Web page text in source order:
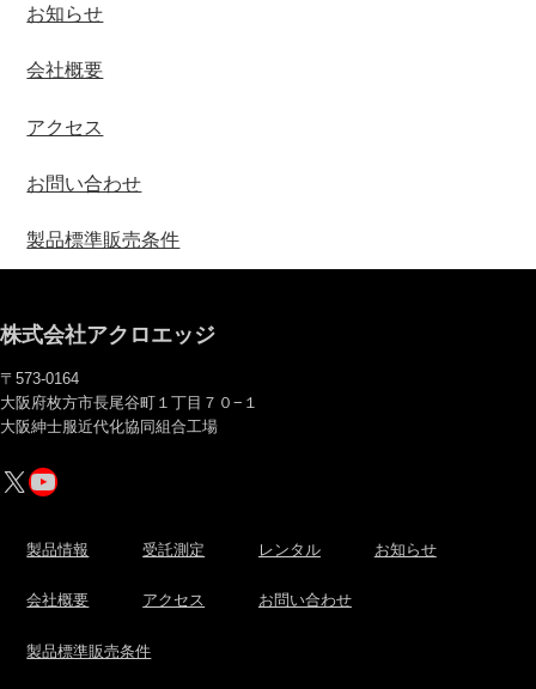
お知らせ
会社概要
アクセス
お問い合わせ
製品標準販売条件
株式会社アクロエッジ
〒573-0164
大阪府枚方市長尾谷町１丁目７０−１
大阪紳士服近代化協同組合工場
X YouTube
製品情報 受託測定 レンタル お知らせ
会社概要 アクセス お問い合わせ
製品標準販売条件